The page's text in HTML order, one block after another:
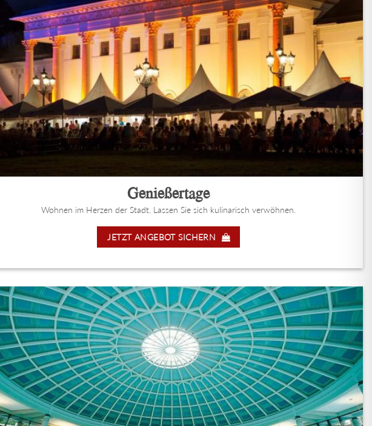
Genießertage
Wohnen im Herzen der Stadt. Lassen Sie sich kulinarisch verwöhnen.
JETZT ANGEBOT SICHERN